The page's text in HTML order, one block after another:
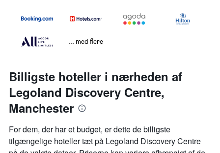
... med flere
Billigste hoteller i nærheden af
Legoland Discovery Centre,
Manchester
For dem, der har et budget, er dette de billigste
tilgængelige hoteller tæt på Legoland Discovery Centre